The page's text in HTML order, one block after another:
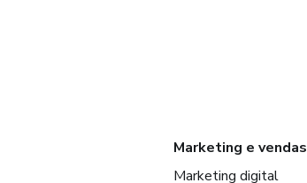
Marketing e vendas
Marketing digital